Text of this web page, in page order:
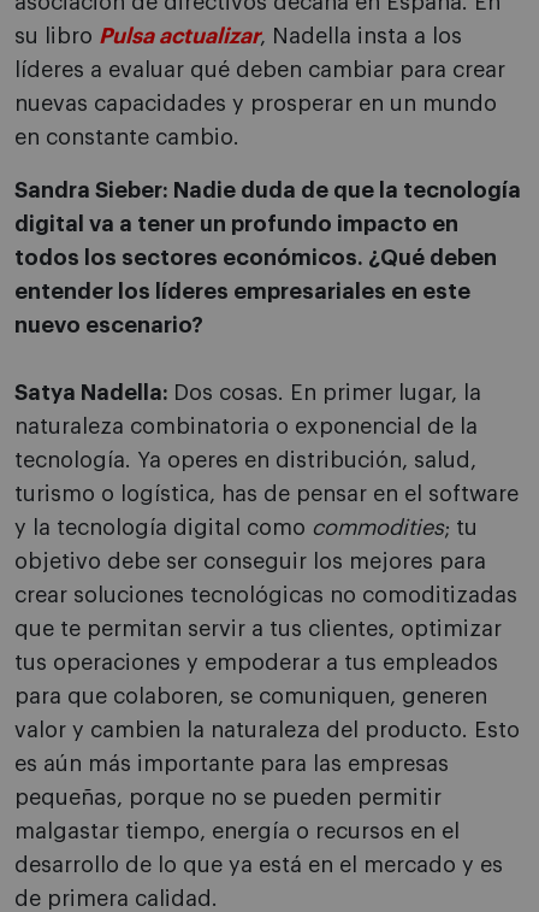
su libro Pulsa actualizar, Nadella insta a los
líderes a evaluar qué deben cambiar para crear
nuevas capacidades y prosperar en un mundo
en constante cambio.
Sandra Sieber: Nadie duda de que la tecnología
digital va a tener un profundo impacto en
todos los sectores económicos. ¿Qué deben
entender los líderes empresariales en este
nuevo escenario?
Satya Nadella: Dos cosas. En primer lugar, la
naturaleza combinatoria o exponencial de la
tecnología. Ya operes en distribución, salud,
turismo o logística, has de pensar en el software
y la tecnología digital como commodities; tu
objetivo debe ser conseguir los mejores para
crear soluciones tecnológicas no comoditizadas
que te permitan servir a tus clientes, optimizar
tus operaciones y empoderar a tus empleados
para que colaboren, se comuniquen, generen
valor y cambien la naturaleza del producto. Esto
es aún más importante para las empresas
pequeñas, porque no se pueden permitir
malgastar tiempo, energía o recursos en el
desarrollo de lo que ya está en el mercado y es
de primera calidad.